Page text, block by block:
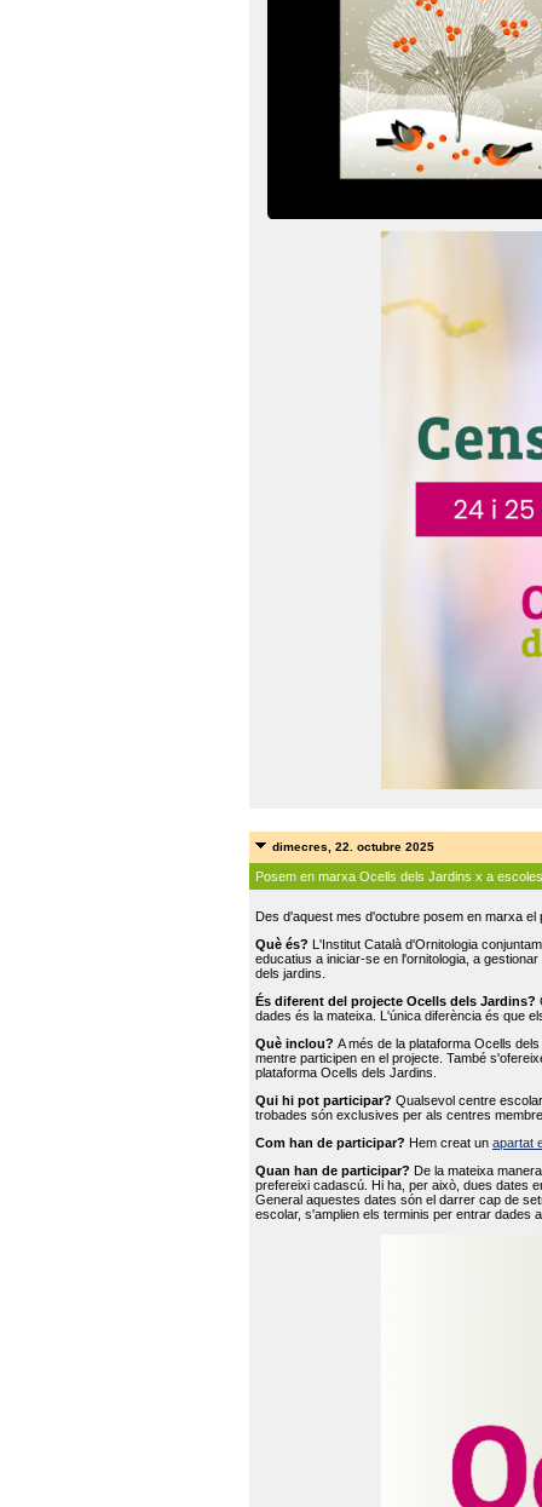
dimecres, 22. octubre 2025
Posem en marxa Ocells dels Jardins x a escoles
Des d'aquest mes d'octubre posem en marxa
Què és? L'Institut Català d'Ornitologia
educatius a iniciar-se en l'ornitologia, a
dels jardins.
És diferent del projecte Ocells dels Jardins?
dades és la mateixa. L'única diferència és que
Què inclou? A més de la plataforma Ocells
mentre participen en el projecte. També
plataforma Ocells dels Jardins.
Qui hi pot participar? Qualsevol centre
trobades són exclusives per als centres
Com han de participar? Hem creat un apartat
Quan han de participar? De la mateixa
prefereixi cadascú. Hi ha, per això, dues dates
General aquestes dates són el darrer cap de
escolar, s'amplien els terminis per entrar dades